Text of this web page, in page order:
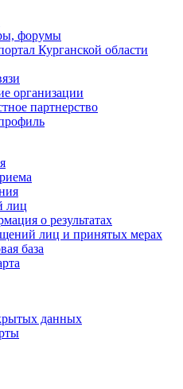
форумы
Курганской области
организации
партнерство
лиц
о результатах
лиц и принятых мерах
база
данных